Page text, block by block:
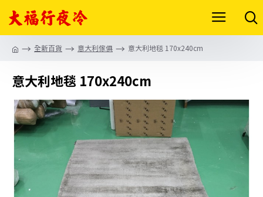
全新百貨 意大利傢俱 意大利地毯 170x240cm
意大利地毯 170x240cm